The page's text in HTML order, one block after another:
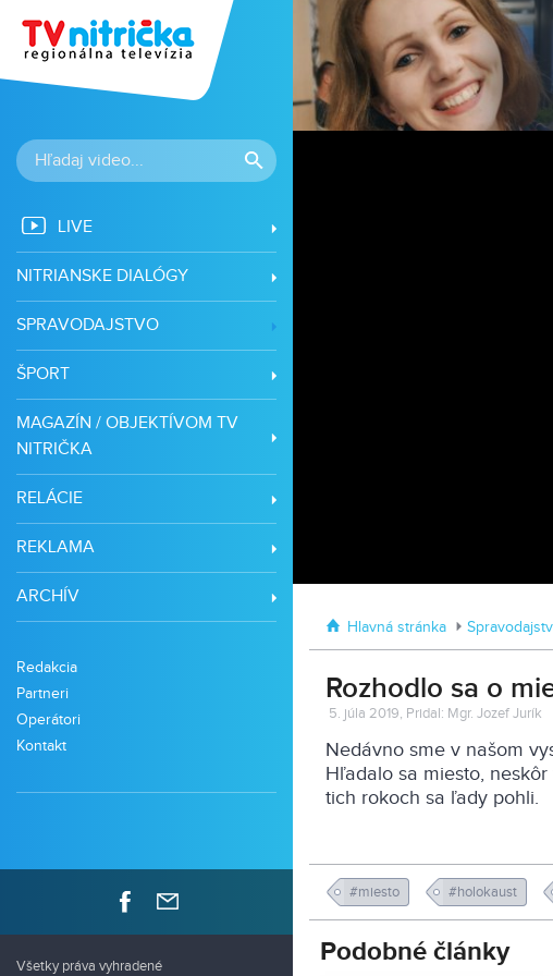
LIVE
NITRIANSKE DIALÓGY
SPRAVODAJSTVO
ŠPORT
MAGAZÍN / OBJEKTÍVOM TV
NITRIČKA
RELÁCIE
REKLAMA
ARCHÍV
Redakcia
Partneri
Operátori
Kontakt
Všetky práva vyhradené
Hlavná stránka
Rozhodlo sa o
5. júla 2019, Pridal: Mgr. Jozef Jurík
Nedávno sme v našom
Hľadalo sa miesto,
tich rokoch sa ľady pohli.
#miesto #holokaust
Podobné články